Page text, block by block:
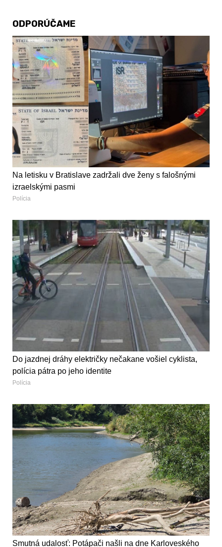
ODPORÚČAME
Na letisku v Bratislave zadržali dve ženy s falošnými
izraelskými pasmi
Polícia
Do jazdnej dráhy električky nečakane vošiel cyklista,
polícia pátra po jeho identite
Polícia
Smutná udalosť: Potápači našli na dne Karloveského